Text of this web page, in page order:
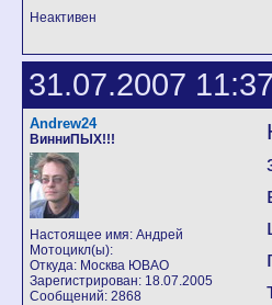
Неактивен
31.07.2007
Andrew24
ВинниПЫХ!!!
Настоящее имя: Андрей
Мотоцикл(ы):
Откуда: Москва ЮВАО
Зарегистрирован: 18.07.2005
Сообщений: 2868